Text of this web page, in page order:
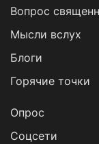
Вопрос
Мысли вслух
Блоги
Горячие точки
Опрос
Cоцсети